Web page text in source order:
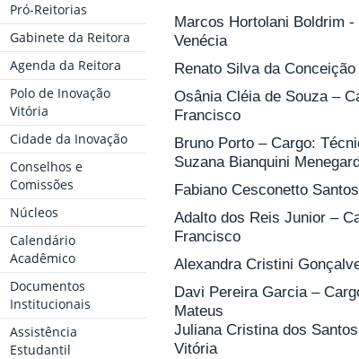
Pró-Reitorias
Gabinete da Reitora
Agenda da Reitora
Polo de Inovação
Vitória
Cidade da Inovação
Conselhos e
Comissões
Núcleos
Calendário
Acadêmico
Documentos
Institucionais
Assistência
Estudantil
Marcos Hortolani Boldrim
Venécia
Renato Silva da
Osânia Cléia de Souza –
Francisco
Bruno Porto – Cargo:
Suzana Bianquini
Fabiano Cesconetto
Adalto dos Reis Junior –
Francisco
Alexandra Cristini
Davi Pereira Garcia –
Mateus
Juliana Cristina dos
Vitória